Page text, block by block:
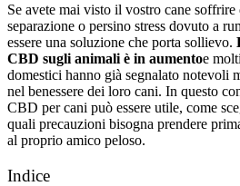
Se avete mai visto il vostro cane soffrire
separazione o persino stress dovuto a
essere una soluzione che porta sollievo.
CBD sugli animali è in aumentoe
domestici hanno già segnalato notevoli
nel benessere dei loro cani. In questo
CBD per cani può essere utile, come
quali precauzioni bisogna prendere
al proprio amico peloso.
Indice